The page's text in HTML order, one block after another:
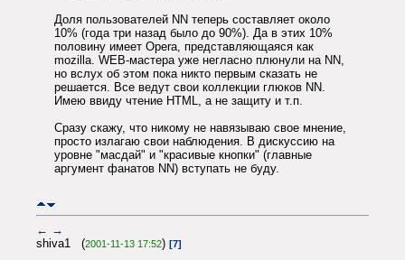
Доля пользователей NN теперь составляет около
10% (года три назад было до 90%). Да в этих 10%
половину имеет Opera, представляющаяся как
mozilla. WEB-мастера уже негласно плюнули на NN,
но вслух об этом пока никто первым сказать не
решается. Все ведут свои коллекции глюков NN.
Имею ввиду чтение HTML, а не защиту и т.п.
Сразу скажу, что никому не навязываю свое мнение,
просто излагаю свои наблюдения. В дискуссию на
уровне "масдай" и "красивые кнопки" (главные
аргумент фанатов NN) вступать не буду.
← →
shiva1 (2001-11-13 17:52) [7]